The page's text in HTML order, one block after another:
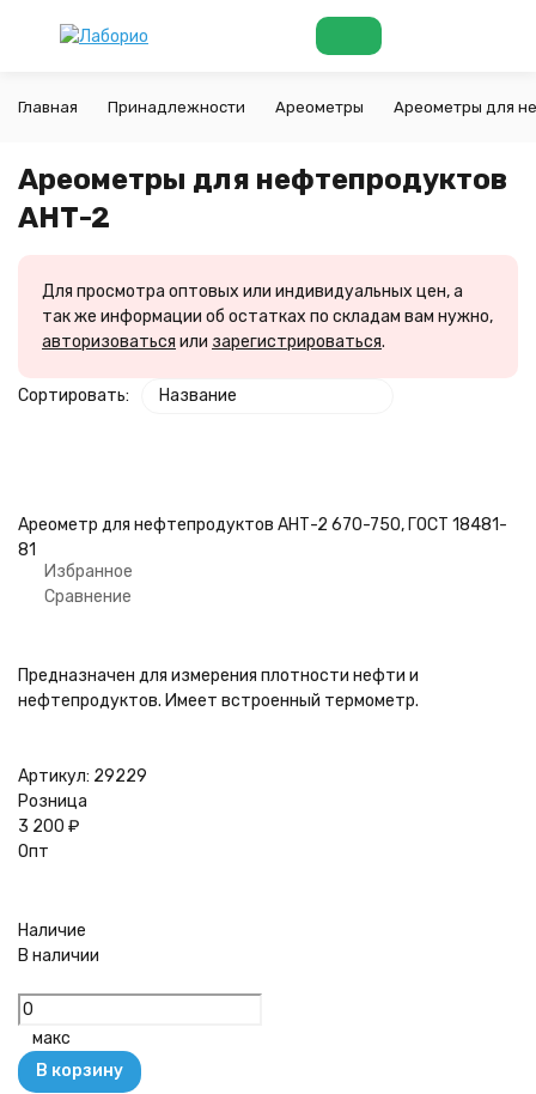
Главная Принадлежности Ареометры Ареометры для
Ареометры для нефтепродуктов
АНТ-2
Для просмотра оптовых или индивидуальных цен, а
так же информации об остатках по складам вам нужно,
авторизоваться или зарегистрироваться.
Сортировать: Название
покупателей
Ареометр для нефтепродуктов АНТ-2 670-750, ГОСТ 18481-
81
Избранное
Сравнение
Предназначен для измерения плотности нефти и
нефтепродуктов. Имеет встроенный термометр.
Артикул: 29229
Розница
3 200 ₽
Опт
Наличие
В наличии
макс
В корзину